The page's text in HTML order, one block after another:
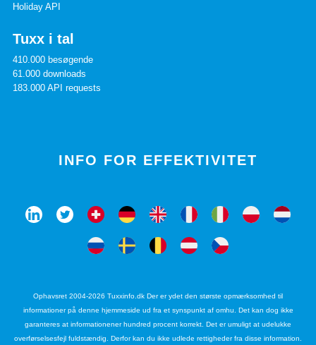
Holiday API
Tuxx i tal
410.000 besøgende
61.000 downloads
183.000 API requests
INFO FOR EFFEKTIVITET
Ophavsret 2004-2026 Tuxxinfo.dk Der er ydet den største opmærksomhed til
informationer på denne hjemmeside ud fra et synspunkt af omhu. Det kan dog ikke
garanteres at informationener hundred procent korrekt. Det er umuligt at udelukke
overførselsesfejl fuldstændig. Derfor kan du ikke udlede rettigheder fra disse information.